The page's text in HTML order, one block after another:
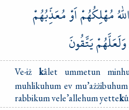
اللّٰهُمُهْلِكُهُمْاَوْمُعَذِّبُهُمْ
وَلَعَلَّهُمْيَتَّقُونَ
Ve-iż kâlet ummetun
muhlikuhum ev
rabbikum vele’allehum yettek